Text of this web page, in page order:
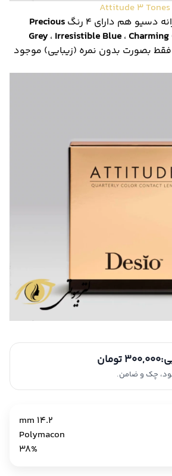
دسیو هم دارای 4 رنگ
Precious
Grey، Irresistible Blue ، Charming
بصورت بدون نمره (زیبایی) موجود
300,000 تومان
14.2 mm
Polymacon
38%